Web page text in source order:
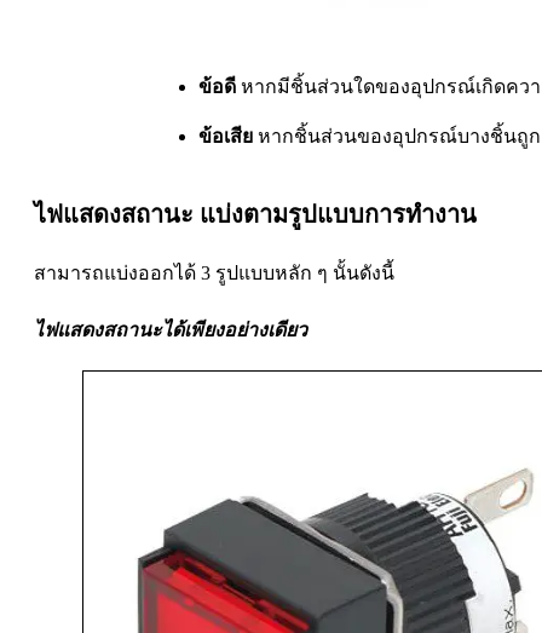
ข้อดี หากมีชิ้นส่วนใดของอุปกรณ์เกิดควา
ข้อเสีย หากชิ้นส่วนของอุปกรณ์บางชิ้นถูก
ไฟแสดงสถานะ แบ่งตามรูปแบบการทำงาน
สามารถแบ่งออกได้ 3 รูปแบบหลัก ๆ นั้นดังนี้
ไฟแสดงสถานะได้เพียงอย่างเดียว